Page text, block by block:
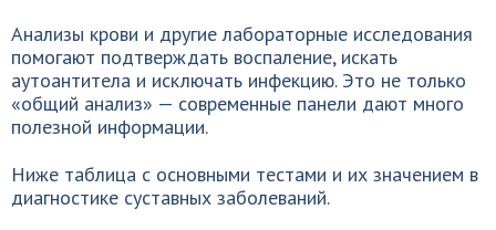
Анализы крови и другие лабораторные исследования
помогают подтверждать воспаление, искать
аутоантитела и исключать инфекцию. Это не только
«общий анализ» — современные панели дают много
полезной информации.
Ниже таблица с основными тестами и их значением в
диагностике суставных заболеваний.